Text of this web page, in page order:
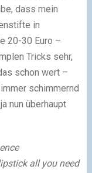
dass mein
in
20-30 Euro –
Tricks sehr,
schon wert –
schimmernd
nun überhaupt
all you need